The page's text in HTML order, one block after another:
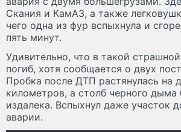
Скания и КамАЗ, а также
чего одна из фур вспыхнула и
пять минут.
Удивительно, что в такой
погиб, хотя сообщается о двух
Пробка после ДТП растянулась на
километров, а столб черного дыма
издалека. Вспыхнул даже участок
аварии.